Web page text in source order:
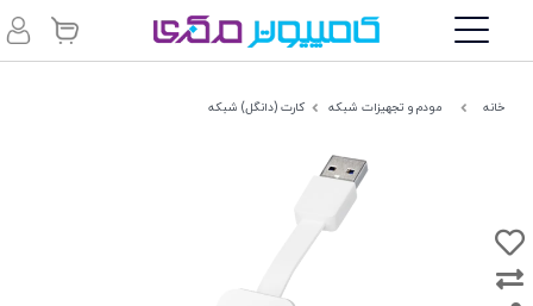
خانه مودم و تجهیزات شبکه کارت (دانگل) شبکه